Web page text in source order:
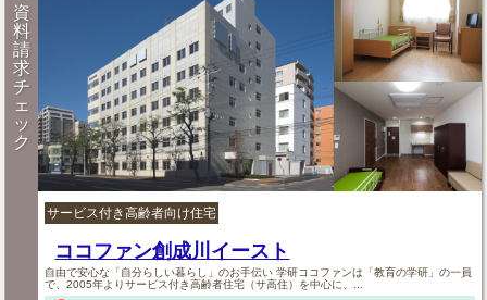
資
料
請
求
チ
ェ
ッ
ク
サービス付き高齢者向け住宅
ココファン創成川イースト
自由で安心な「自分らしい暮らし」のお手伝い 学研ココファンは「教育の学研」の一員
で、2005年よりサービス付き高齢者住宅（サ高住）を中心に、...